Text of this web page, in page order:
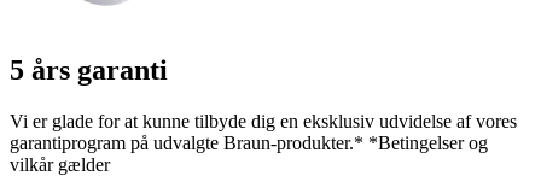
5 års garanti
Vi er glade for at kunne tilbyde dig en eksklusiv udvidelse af vores
garantiprogram på udvalgte Braun-produkter.* *Betingelser og
vilkår gælder